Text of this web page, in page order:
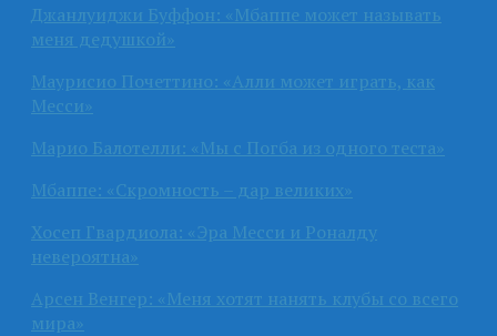
Джанлуиджи Буффон: «Мбаппе может называть
меня дедушкой»
Маурисио Почеттино: «Алли может играть, как
Месси»
Марио Балотелли: «Мы с Погба из одного теста»
Мбаппе: «Скромность – дар великих»
Хосеп Гвардиола: «Эра Месси и Роналду
невероятна»
Арсен Венгер: «Меня хотят нанять клубы со всего
мира»